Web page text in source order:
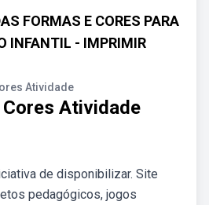
FORMAS E CORES PARA
INFANTIL - IMPRIMIR
Atividade
Cores Atividade
de disponibilizar. Site
pedagógicos, jogos